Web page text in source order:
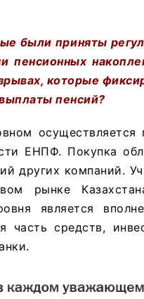
были приняты
пенсионных
которые
пенсий?
осуществляется
ЕНПФ. Покупка
других компаний.
рынке
является
часть средств,